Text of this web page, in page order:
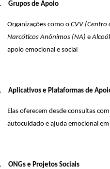
Grupos de Apoio
Organizações como o CVV (Centro
Narcóticos Anônimos (NA) e
apoio emocional e social
Aplicativos e Plataformas de
Elas oferecem desde consultas
autocuidado e ajuda emocional
ONGs e Projetos Sociais